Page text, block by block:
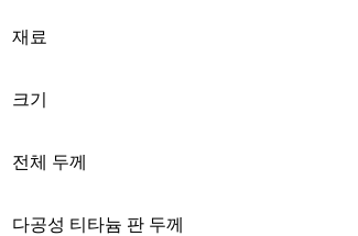
재료
크기
전체 두께
다공성 티타늄 판 두께